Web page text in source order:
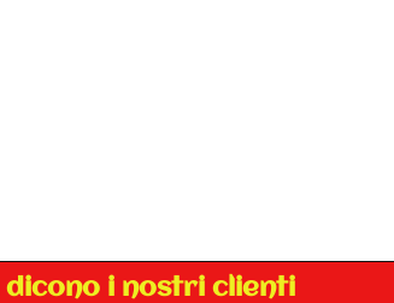
dicono i nostri clienti